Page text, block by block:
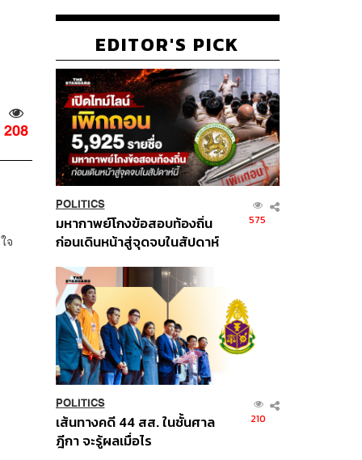
208
จ
EDITOR'S PICK
POLITICS
มหากาพย์โกงข้อสอบท้องถิ่น
ก่อนเดินหน้าสู่จุดจบในสัปดาห์
575
POLITICS
เส้นทางคดี 44 สส. ในชั้นศาล
ฎีกา จะรู้ผลเมื่อไร
210